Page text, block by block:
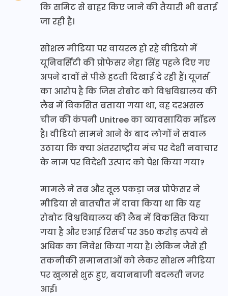
कि समिट से बाहर किए जाने की तैयारी भी बताई
जा रही है।
सोशल मीडिया पर वायरल हो रहे वीडियो में
यूनिवर्सिटी की प्रोफेसर नेहा सिंह पहले दिए गए
अपने दावों से पीछे हटती दिखाई दे रही हैं। यूजर्स
का आरोप है कि जिस रोबोट को विश्वविद्यालय की
लैब में विकसित बताया गया था, वह दरअसल
चीन की कंपनी Unitree का व्यावसायिक मॉडल
है। वीडियो सामने आने के बाद लोगों ने सवाल
उठाया कि क्या अंतरराष्ट्रीय मंच पर देशी नवाचार
के नाम पर विदेशी उत्पाद को पेश किया गया?
मामले ने तब और तूल पकड़ा जब प्रोफेसर ने
मीडिया से बातचीत में दावा किया था कि यह
रोबोट विश्वविद्यालय की लैब में विकसित किया
गया है और एआई रिसर्च पर 350 करोड़ रुपये से
अधिक का निवेश किया गया है। लेकिन जैसे ही
तकनीकी समानताओं को लेकर सोशल मीडिया
पर खुलासे शुरू हुए, बयानबाजी बदलती नजर
आई।